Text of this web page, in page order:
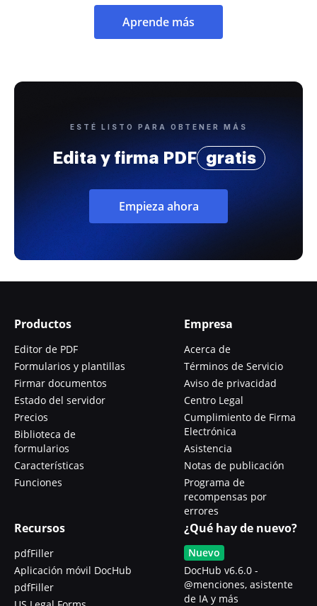
Aprende más
ESTÉ LISTO PARA OBTENER MÁS
Edita y firma PDF gratis
Empieza ahora
Productos
Editor de PDF
Formularios y plantillas
Firmar documentos
Estado del servidor
Precios
Biblioteca de
formularios
Características
Funciones
Empresa
Acerca de
Términos de Servicio
Aviso de privacidad
Centro Legal
Cumplimiento de Firma
Electrónica
Asistencia
Notas de publicación
Programa de
recompensas por
errores
Recursos
pdfFiller
Aplicación móvil DocHub
pdfFiller
¿Qué hay de nuevo?
Nuevo
DocHub v6.6.0 -
@menciones, asistente
de IA y más